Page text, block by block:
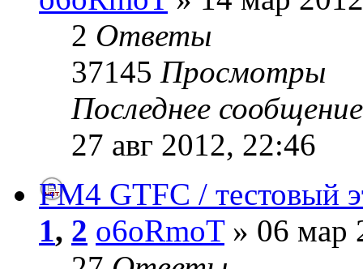
2 Ответы
37145 Просмотры
Последнее
27 авг 2012, 22:46
FM4 GTFC / тестовый
1, 2 o6oRmoT» 06 мар